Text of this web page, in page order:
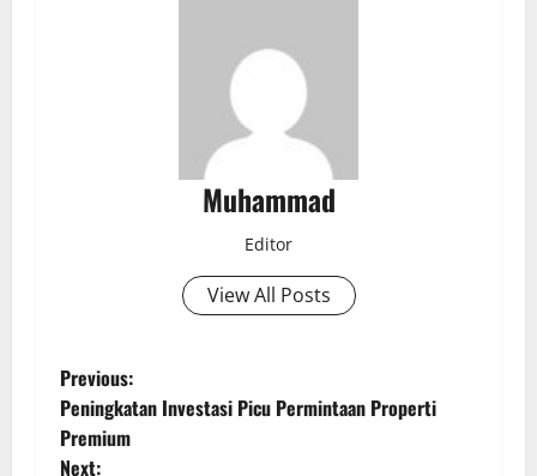
Muhammad
Editor
View All Posts
Previous:
Peningkatan Investasi Picu Permintaan Properti
Premium
Next: